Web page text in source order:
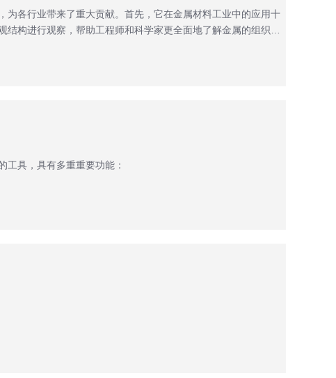
为各行业带来了重大贡献。首先，它在金属材料工业中的应用十
构进行观察，帮助工程师和科学家更全面地了解金属的组织、
工具，具有多重重要功能：